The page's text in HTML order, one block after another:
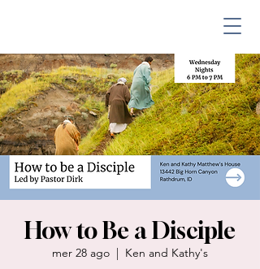
How to Be a Disciple
mer 28 ago
  |
Ken and Kathy's